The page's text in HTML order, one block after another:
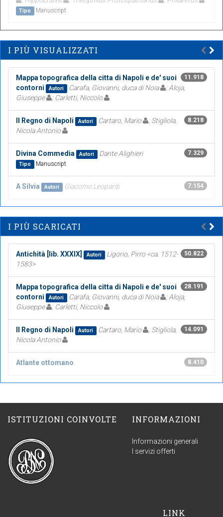
Tipo Manuscript
I PIÙ VISUALIZZATI
11.918
Mappa topografica della citta di Napoli e de' suoi
contorni
Autori Carafa, Giovanni, duca di Noia
; Aloja,
Giuseppe
; Carletti, Niccolo
8.218
Il Regno di Napoli Autori Cartaro, Mario
; Stigliola,
Nicola Antonio
7.329
Divina Commedia Autori Dante Alighieri
Tipo Manuscript
7.154
A Silvia Autori Giacomo Leopardi
I PIÙ SCARICATI
50.822
Antichità [lib. XXXIX] Autori
Ligorio, Pirro <ca. 1512-
1583>
28.191
Mappa topografica della citta di Napoli e de' suoi
contorni
Autori Carafa, Giovanni, duca di Noia
; Aloja,
Giuseppe
; Carletti, Niccolo
14.091
Il Regno di Napoli Autori Cartaro, Mario
; Stigliola,
Nicola Antonio
8.410
Atlante ottomano
ISTITUZIONI COINVOLTE INFORMAZIONI
Informazioni generali
I servizi offerti
LINK